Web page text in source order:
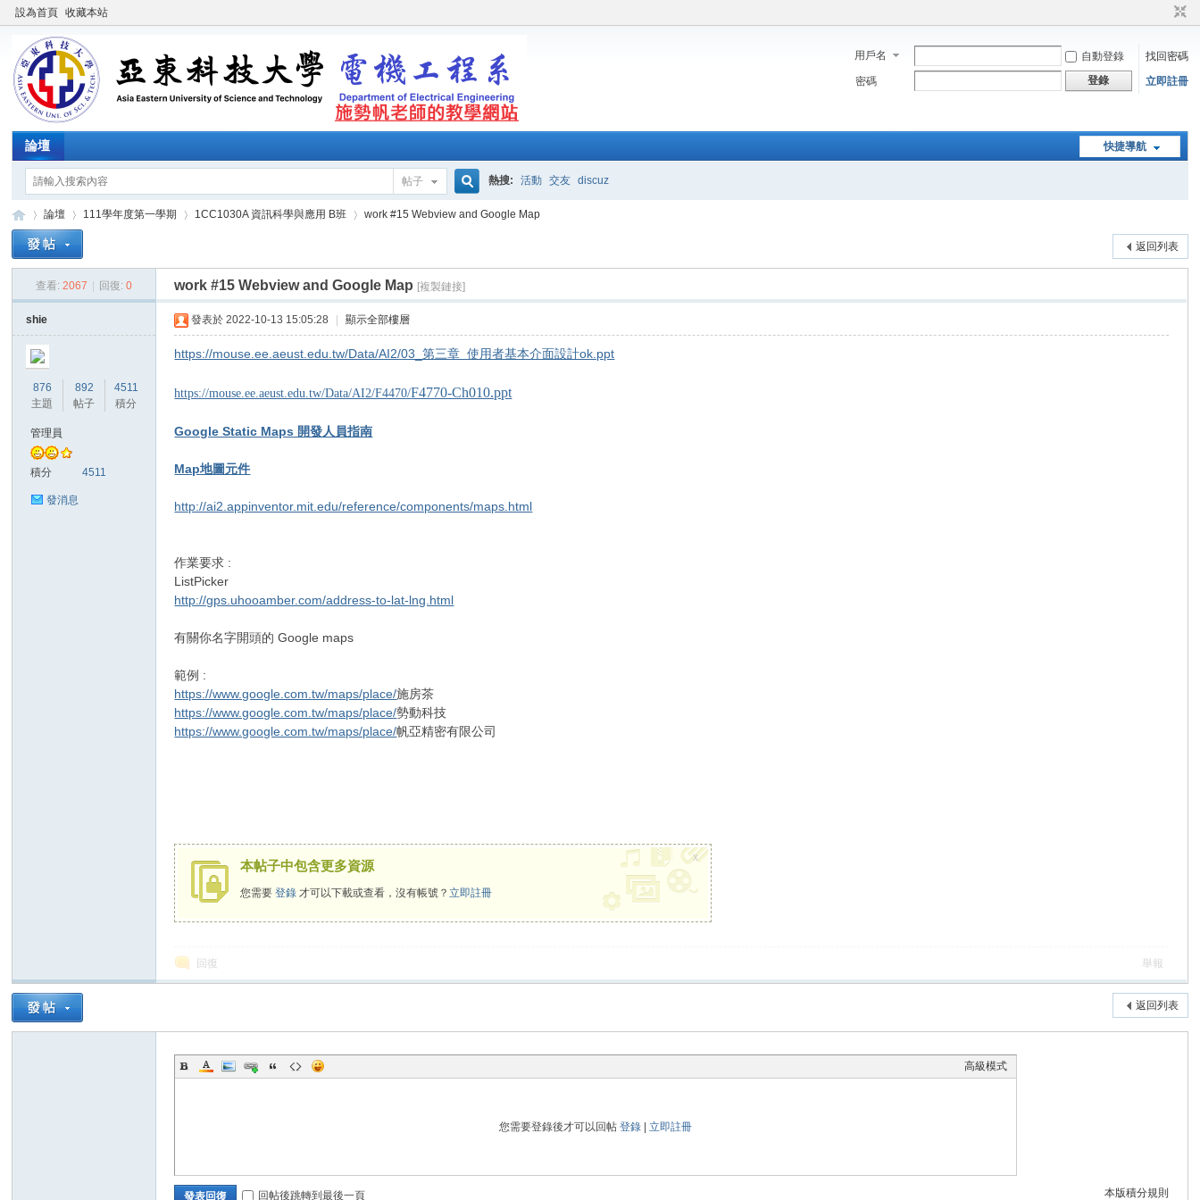
設為首頁 收藏本站
用戶名 自動登錄
找回密碼
密碼
登錄 立即註冊
快捷導航
論壇
帖子
搜
索
熱搜: 活動 交友 discuz
師
論壇
›
111學年度第一學期
›
1CC1030A 資訊科學與應用 B班
›
work #15 Webview and Google Map
返回列表
查看: 2067 回復: 0 work #15 Webview and Google Map [複製鏈接]
shie
876
主題
892
帖子
4511
積分
管理員
積分 4511
發消息
發表於 2022-10-13 15:05:28 顯示全部樓層
https://mouse.ee.aeust.edu.tw/Data/AI2/03_第三章 使用者基本介面設計ok.ppt
https://mouse.ee.aeust.edu.tw/Data/AI2/F4470/F4770-Ch010.ppt
Google Static Maps 開發人員指南
Map地圖元件
http://ai2.appinventor.mit.edu/reference/components/maps.html
作業要求 :
ListPicker
http://gps.uhooamber.com/address-to-lat-lng.html
有關你名字開頭的 Google maps
範例 :
https://www.google.com.tw/maps/place/施房茶
https://www.google.com.tw/maps/place/勢動科技
https://www.google.com.tw/maps/place/帆亞精密有限公司
本帖子中包含更多資源
您需要登錄 才可以下載或查看，沒有帳號？立即註冊
x
回復 舉報
返回列表
高級模式
您需要登錄後才可以回帖登錄 |立即註冊
本版積分規則
發表回復 回帖後跳轉到最後一頁